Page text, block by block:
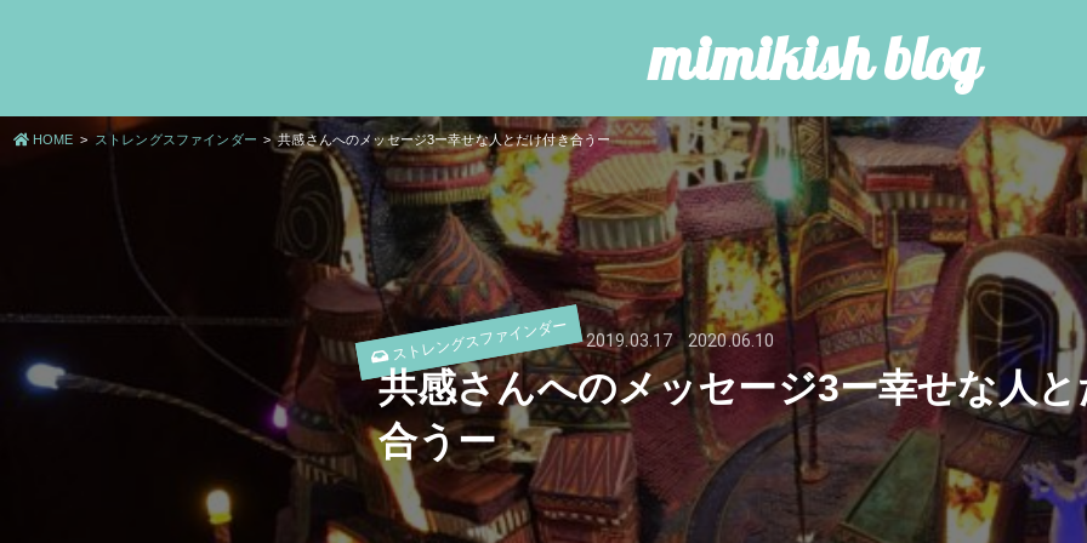
mimikish blog
HOME ストレングスファインダー 共感さんへのメッセージ3ー幸せな人とだけ付き合うー
ストレングスファインダー 2019.03.17 2020.06.10
共感さんへのメッセージ3ー幸せな人
合うー